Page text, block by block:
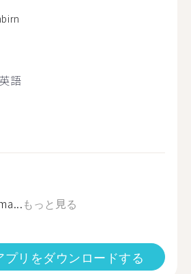
英語
もっと見る
プリをダウンロードする